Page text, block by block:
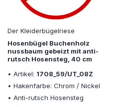
Der Kleiderbügelriese
Hosenbügel Buchenholz
nussbaum gebeizt mit anti-
rutsch Hosensteg, 40 cm
• Artikel: 1708_59/UT_08Z
• Hakenfarbe: Chrom / Nickel
• Anti-rutsch Hosensteg